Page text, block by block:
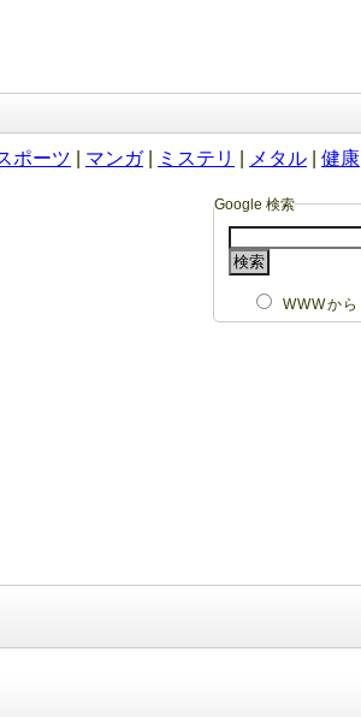
ポーツ マンガ| ミステリ メタル 健康
Google 検索
WWWから